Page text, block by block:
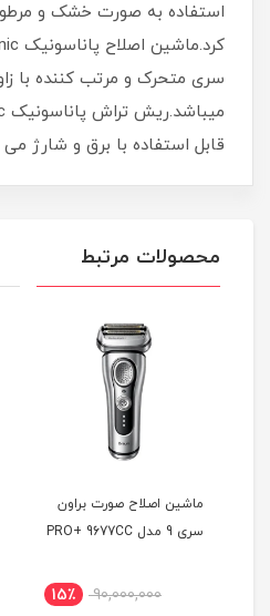
استفاده به صورت خشک و
قابل استفاده با برق و شارژ
محصولات مرتبط
ماشین اصلاح صورت براون
سری 9 مدل PRO+ 9677CC
90,000,000 15٪